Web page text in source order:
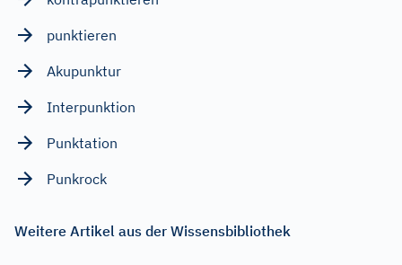
punktieren
Akupunktur
Interpunktion
Punktation
Punkrock
Weitere Artikel aus der Wissensbibliothek